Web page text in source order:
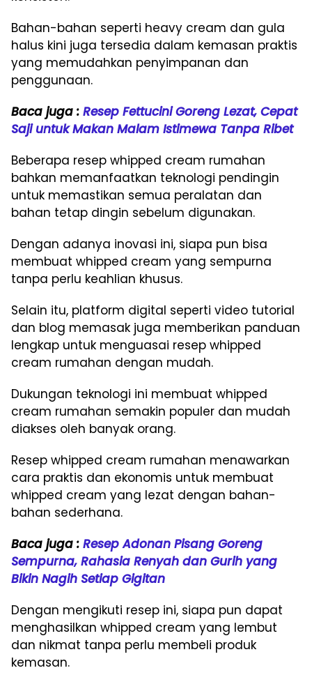
Bahan-bahan seperti heavy cream dan gula
halus kini juga tersedia dalam kemasan praktis
yang memudahkan penyimpanan dan
penggunaan.
Baca juga : Resep Fettucini Goreng Lezat, Cepat
Saji untuk Makan Malam Istimewa Tanpa Ribet
Beberapa resep whipped cream rumahan
bahkan memanfaatkan teknologi pendingin
untuk memastikan semua peralatan dan
bahan tetap dingin sebelum digunakan.
Dengan adanya inovasi ini, siapa pun bisa
membuat whipped cream yang sempurna
tanpa perlu keahlian khusus.
Selain itu, platform digital seperti video tutorial
dan blog memasak juga memberikan panduan
lengkap untuk menguasai resep whipped
cream rumahan dengan mudah.
Dukungan teknologi ini membuat whipped
cream rumahan semakin populer dan mudah
diakses oleh banyak orang.
Resep whipped cream rumahan menawarkan
cara praktis dan ekonomis untuk membuat
whipped cream yang lezat dengan bahan-
bahan sederhana.
Baca juga : Resep Adonan Pisang Goreng
Sempurna, Rahasia Renyah dan Gurih yang
Bikin Nagih Setiap Gigitan
Dengan mengikuti resep ini, siapa pun dapat
menghasilkan whipped cream yang lembut
dan nikmat tanpa perlu membeli produk
kemasan.